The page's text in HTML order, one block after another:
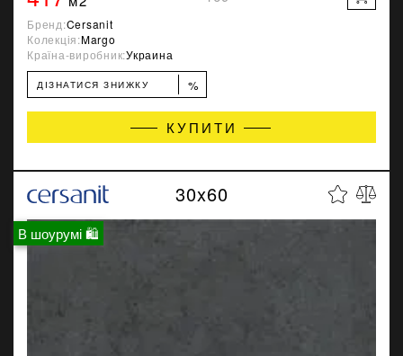
Бренд:Cersanit
Колекція:Margo
Країна-виробник:Украина
ДІЗНАТИСЯ ЗНИЖКУ %
КУПИТИ
В шоурумі 🛍
30x60